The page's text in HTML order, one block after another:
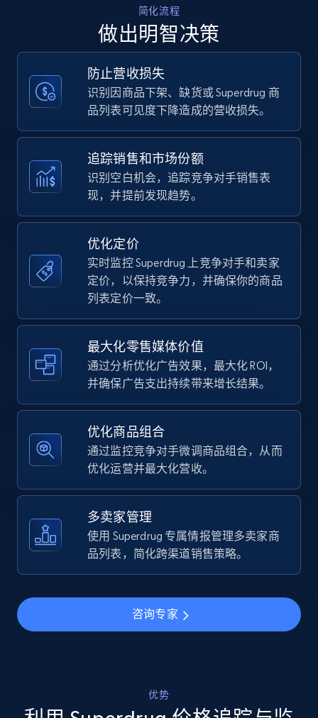
Title, Seller name, Brand, Description, Initial
price, Currency, Availability, Reviews count, and
35.2K+ 5.7K+ 立即开始
Amazon products - find products by using
upc numbers
Title, Seller name, Brand, Description, Initial
35.2K+ 5.7K+ 立即开始
Amazon Reviews
URL, Product name, Product rating, Product
rating object, Product rating max, Rating,
Author name, Asin, and more.
870+ 立即开始
Walmart - products
URL, Final price, Sku, Currency, Gtin,
Specifications, Image urls, Top reviews, and
using specific category URL
URL, Final price, Sku, Currency, Gtin,
简化流程
做出明智决策
防止营收损失
识别因商品下架、缺货或 Superdrug 商
品列表可见度下降造成的营收损失。
追踪销售和市场份额
识别空白机会，追踪竞争对手销售表
现，并提前发现趋势。
优化定价
实时监控 Superdrug 上竞争对手和卖家
定价，以保持竞争力，并确保你的商品
列表定价一致。
最大化零售媒体价值
通过分析优化广告效果，最大化 ROI，
并确保广告支出持续带来增长结果。
优化商品组合
通过监控竞争对手微调商品组合，从而
优化运营并最大化营收。
多卖家管理
使用 Superdrug 专属情报管理多卖家商
品列表，简化跨渠道销售策略。
咨询专家
优势